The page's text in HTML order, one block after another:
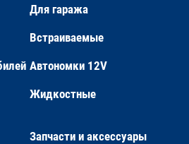
Для гаража
Встраиваемые
Автономки 12V
Жидкостные
Запчасти и аксессуары